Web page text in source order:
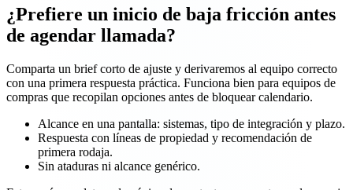
¿Prefiere un inicio de baja fricción antes
de agendar llamada?
Comparta un brief corto de ajuste y derivaremos al equipo correcto
con una primera respuesta práctica. Funciona bien para equipos de
compras que recopilan opciones antes de bloquear calendario.
Alcance en una pantalla: sistemas, tipo de integración y plazo.
Respuesta con líneas de propiedad y recomendación de
primera rodaja.
Sin ataduras ni alcance genérico.